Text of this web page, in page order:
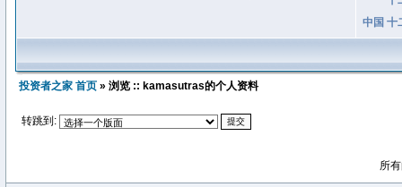
中国 十
投资者之家 首页 » 浏览 :: kamasutras的个人资料
转跳到:
所